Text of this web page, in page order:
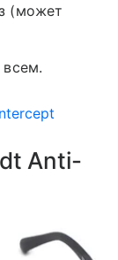
(может
всем.
Anti-